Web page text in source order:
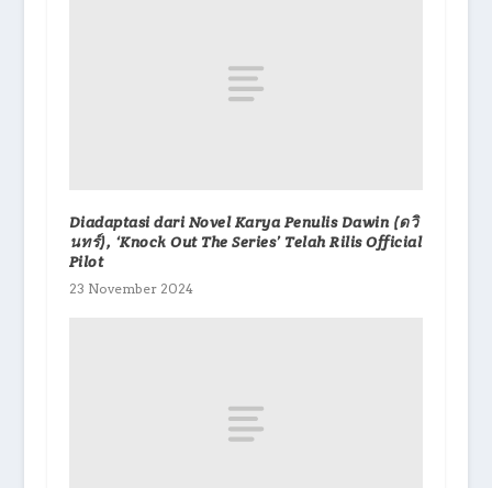
Diadaptasi dari Novel Karya Penulis Dawin (ดวิ
นทร์), ‘Knock Out The Series’ Telah Rilis Official
Pilot
23 November 2024